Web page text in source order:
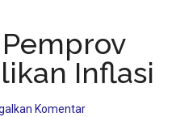
Inflasi
Komentar